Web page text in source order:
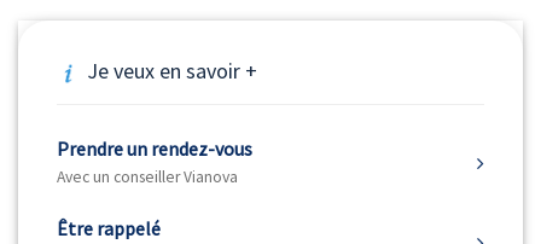
Je veux en savoir +
Prendre un rendez-vous
Avec un conseiller Vianova
Être rappelé